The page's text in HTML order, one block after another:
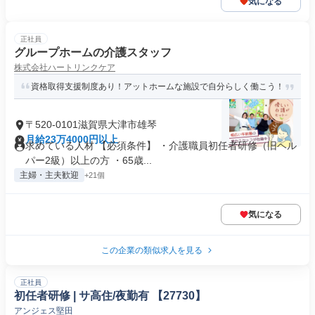
正社員
グループホームの介護スタッフ
株式会社ハートリンクケア
資格取得支援制度あり！アットホームな施設で自分らしく働こう！
〒520-0101滋賀県大津市雄琴
月給23万4000円以上
求めている人材 【必須条件】 ・介護職員初任者研修（旧ヘル
パー2級）以上の方 ・65歳...
主婦・主夫歓迎 +21個
気になる
この企業の類似求人を見る
正社員
初任者研修 | サ高住/夜勤有 【27730】
アンジェス堅田